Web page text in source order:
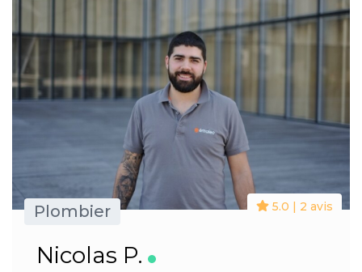
5.0 | 2 avis
Plombier
Nicolas P.